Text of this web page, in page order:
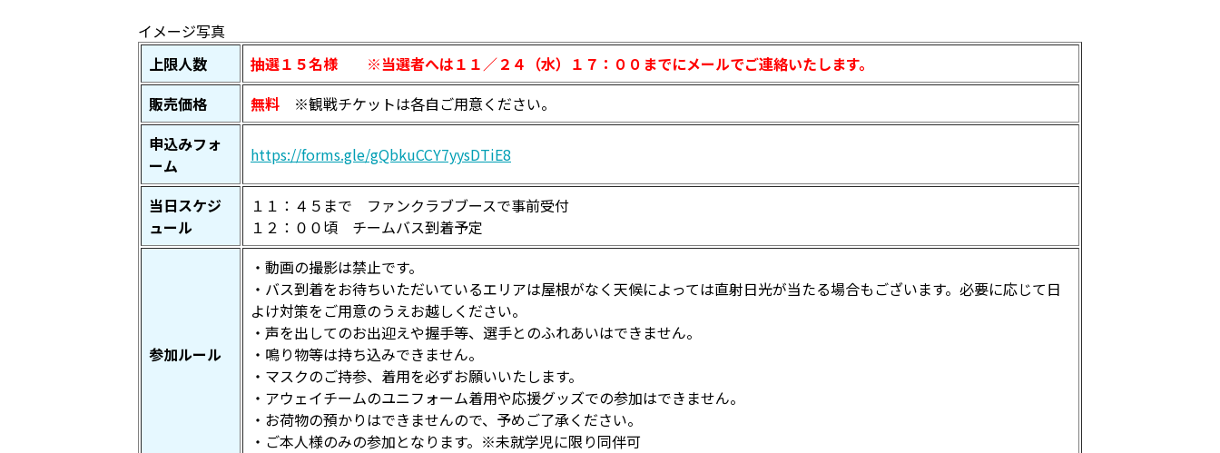
イメージ写真
上限人数
抽選１５名様 ※当選者へは１１／２４（水）１７：００までにメールでご連絡いたします。
販売価格
無料 ※観戦チケットは各自ご用意ください。
申込みフォ
ーム
https://forms.gle/gQbkuCCY7yysDTiE8
当日スケジ
ュール
１１：４５まで ファンクラブブースで事前受付
１２：００頃 チームバス到着予定
参加ルール
・動画の撮影は禁止です。
・バス到着をお待ちいただいているエリアは屋根がなく天候によっては直射日光が当たる場合もございます。必要に応じて日
よけ対策をご用意のうえお越しください。
・声を出してのお出迎えや握手等、選手とのふれあいはできません。
・鳴り物等は持ち込みできません。
・マスクのご持参、着用を必ずお願いいたします。
・アウェイチームのユニフォーム着用や応援グッズでの参加はできません。
・お荷物の預かりはできませんので、予めご了承ください。
・ご本人様のみの参加となります。※未就学児に限り同伴可